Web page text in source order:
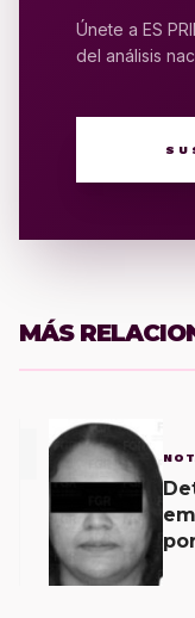
Únete a ES
del análisis
MÁS